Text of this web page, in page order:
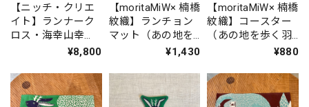
【ニッチ・クリエ
イト】ランナーク
ロス・海幸山幸
（山）IKI1508¥8,800
【moritaMiW× 楠橋
紋織】ランチョン
マット（あの地を
歩く羽毛恐竜）¥1,430
【moritaMiW× 楠橋
紋織】コースター
（あの地を歩く羽
¥880